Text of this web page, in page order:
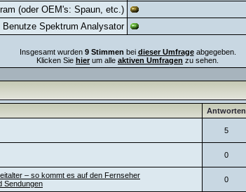
(oder OEM's: Spaun, etc.)
Benutze Spektrum Analysator
Insgesamt wurden 9 Stimmen bei dieser Umfrageabgegeben.
Klicken Sie hier um alle aktiven Umfragen zu sehen.
Antworten
5
0
– so kommt es auf den Fernseher
Sendungen 0